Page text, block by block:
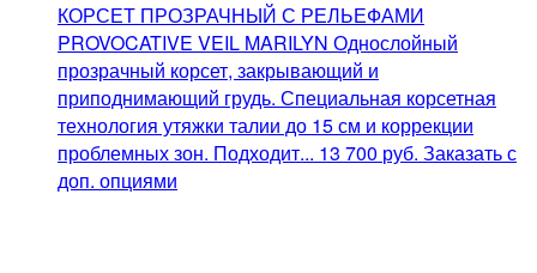
КОРСЕТ ПРОЗРАЧНЫЙ С РЕЛЬЕФАМИ
PROVOCATIVE VEIL MARILYN Однослойный
прозрачный корсет, закрывающий и
приподнимающий грудь. Специальная корсетная
технология утяжки талии до 15 см и коррекции
проблемных зон. Подходит... 13 700 руб. Заказать с
доп. опциями